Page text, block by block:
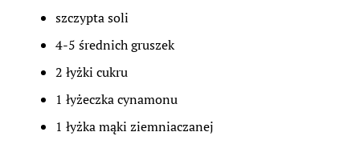
szczypta soli
4-5 średnich gruszek
2 łyżki cukru
1 łyżeczka cynamonu
1 łyżka mąki ziemniaczanej